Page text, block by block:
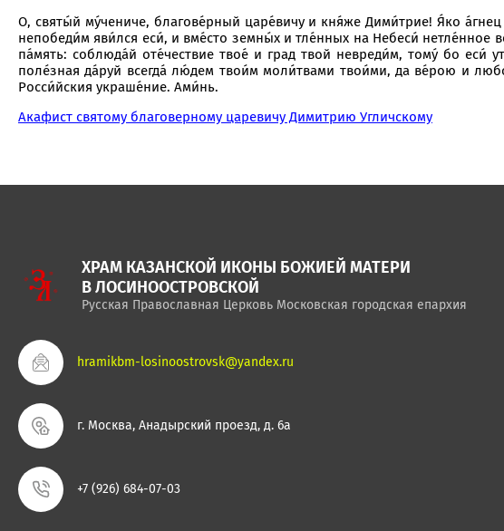
О, святы́й му́чениче, благове́рный царе́вичу и кня́же Дими́трие! Я́ко
непобеди́м яви́лся еси́, и вме́сто земны́х и тле́нных на Небеси́
па́мять: соблюда́й оте́чествие твое́ и град твой невреди́м, тому́ бо еси́
поле́зная да́руй всегда́ лю́дем твои́м моли́твами твои́ми, да ве́рою и
Росси́йския украше́ние. Ами́нь.
Акафист святому благоверному царевичу Димитрию Угличскому
ХРАМ КАЗАНСКОЙ ИКОНЫ БОЖИЕЙ МАТЕРИ
В ЛОСИНООСТРОВСКОЙ
Русская Православная Церковь Московская городская епархия
hramikbm-losinoostrovsk@yandex.ru
г. Москва, Анадырский проезд, д. 6а
+7 (926) 684-07-03